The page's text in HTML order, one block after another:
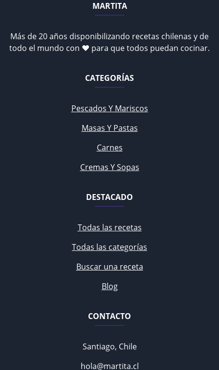
MARTITA
Más de 20 años disponibilizando recetas chilenas y de
todo el mundo con ♥ para que todos puedan cocinar.
CATEGORÍAS
Pescados Y Mariscos
Masas Y Pastas
Carnes
Cremas Y Sopas
DESTACADO
Todas las recetas
Todas las categorías
Buscar una receta
Blog
CONTACTO
Santiago, Chile
hola@martita.cl